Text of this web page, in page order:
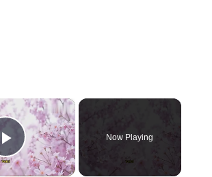
×
Play Video
Now Playing